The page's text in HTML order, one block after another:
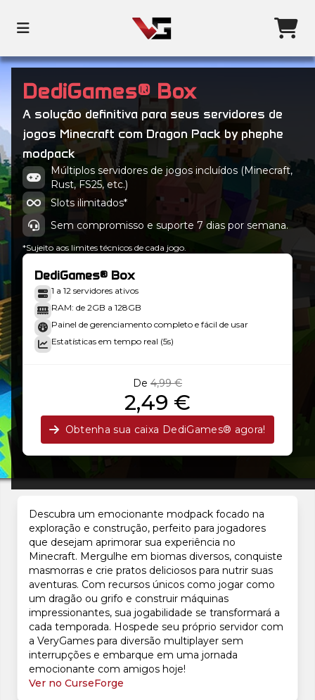
DediGames® Box
A solução definitiva para seus servidores de
jogos Minecraft com Dragon Pack by phephe
modpack
Múltiplos servidores de jogos incluídos (Minecraft,
Rust, FS25, etc.)
Slots ilimitados*
Sem compromisso e suporte 7 dias por semana.
*Sujeito aos limites técnicos de cada jogo.
DediGames® Box
1 a 12 servidores ativos
RAM: de 2GB a 128GB
Painel de gerenciamento completo e fácil de usar
Estatísticas em tempo real (5s)
De 4,99 €
2,49 €
Obtenha sua caixa DediGames® agora!
Descubra um emocionante modpack focado na
exploração e construção, perfeito para jogadores
que desejam aprimorar sua experiência no
Minecraft. Mergulhe em biomas diversos, conquiste
masmorras e crie pratos deliciosos para nutrir suas
aventuras. Com recursos únicos como jogar como
um dragão ou grifo e construir máquinas
impressionantes, sua jogabilidade se transformará a
cada temporada. Hospede seu próprio servidor com
a VeryGames para diversão multiplayer sem
interrupções e embarque em uma jornada
emocionante com amigos hoje!
Ver no CurseForge